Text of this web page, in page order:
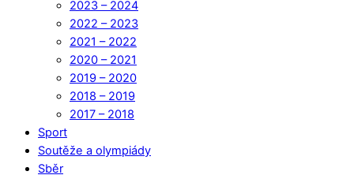
2023 – 2024
2022 – 2023
2021 – 2022
2020 – 2021
2019 – 2020
2018 – 2019
2017 – 2018
Sport
Soutěže a olympiády
Sběr